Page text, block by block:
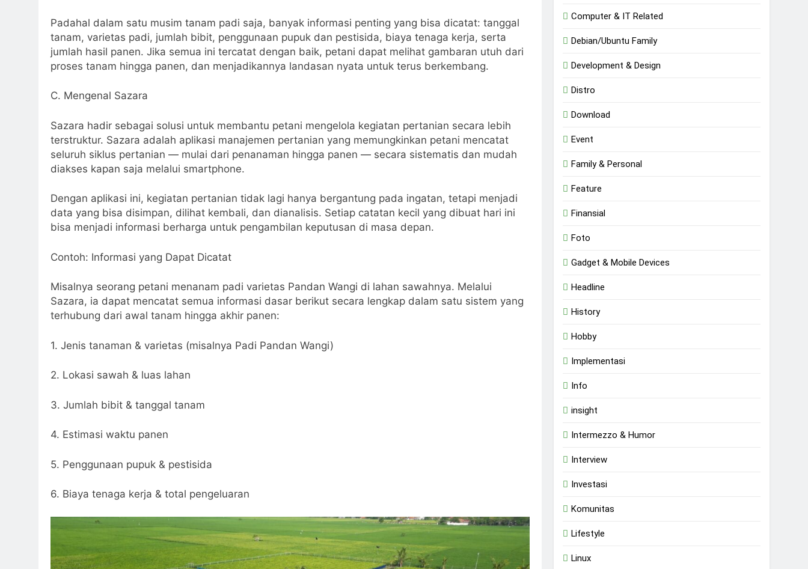
Padahal dalam satu musim tanam padi saja, banyak informasi penting yang bisa dicatat: tanggal
tanam, varietas padi, jumlah bibit, penggunaan pupuk dan pestisida, biaya tenaga kerja, serta
jumlah hasil panen. Jika semua ini tercatat dengan baik, petani dapat melihat gambaran utuh dari
proses tanam hingga panen, dan menjadikannya landasan nyata untuk terus berkembang.
C. Mengenal Sazara
Sazara hadir sebagai solusi untuk membantu petani mengelola kegiatan pertanian secara lebih
terstruktur. Sazara adalah aplikasi manajemen pertanian yang memungkinkan petani mencatat
seluruh siklus pertanian — mulai dari penanaman hingga panen — secara sistematis dan mudah
diakses kapan saja melalui smartphone.
Dengan aplikasi ini, kegiatan pertanian tidak lagi hanya bergantung pada ingatan, tetapi menjadi
data yang bisa disimpan, dilihat kembali, dan dianalisis. Setiap catatan kecil yang dibuat hari ini
bisa menjadi informasi berharga untuk pengambilan keputusan di masa depan.
Contoh: Informasi yang Dapat Dicatat
Misalnya seorang petani menanam padi varietas Pandan Wangi di lahan sawahnya. Melalui
Sazara, ia dapat mencatat semua informasi dasar berikut secara lengkap dalam satu sistem yang
terhubung dari awal tanam hingga akhir panen:
1. Jenis tanaman & varietas (misalnya Padi Pandan Wangi)
2. Lokasi sawah & luas lahan
3. Jumlah bibit & tanggal tanam
4. Estimasi waktu panen
5. Penggunaan pupuk & pestisida
6. Biaya tenaga kerja & total pengeluaran
Computer & IT Related
Debian/Ubuntu Family
Development & Design
Distro
Download
Event
Family & Personal
Feature
Finansial
Foto
Gadget & Mobile Devices
Headline
History
Hobby
Implementasi
Info
insight
Intermezzo & Humor
Interview
Investasi
Komunitas
Lifestyle
Linux